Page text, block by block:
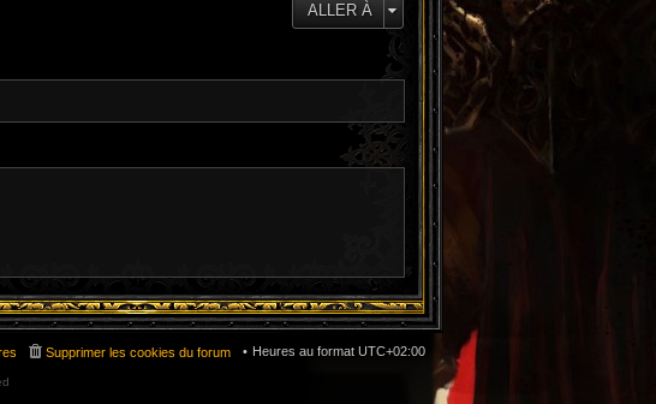
ALLER À
Heures au format UTC+02:00
Supprimer les cookies du forum